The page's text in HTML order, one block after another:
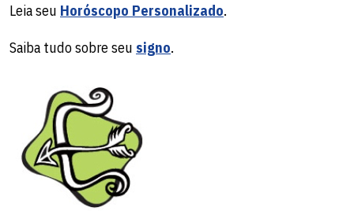
Leia seu Horóscopo Personalizado.
Saiba tudo sobre seu signo.